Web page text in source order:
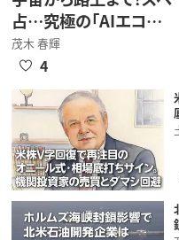
占…究極の「AIエコ…
茂木 春輝
4